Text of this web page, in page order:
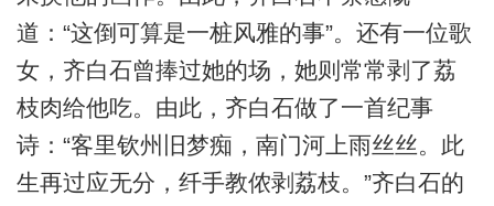
道：“这倒可算是一桩风雅的事”。还有一位歌
女，齐白石曾捧过她的场，她则常常剥了荔
枝肉给他吃。由此，齐白石做了一首纪事
诗：“客里钦州旧梦痴，南门河上雨丝丝。此
生再过应无分，纤手教侬剥荔枝。”齐白石的